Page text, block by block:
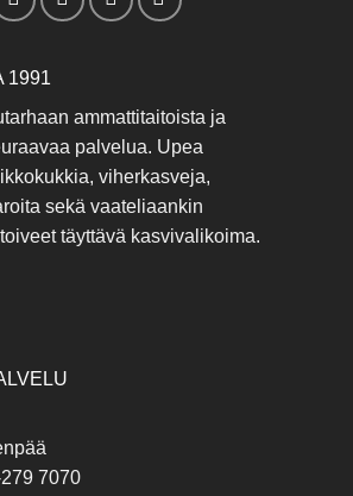
1991
ammattitaitoista ja
palvelua. Upea
viherkasveja,
sekä vaateliaankin
täyttävä kasvivalikoima.
7070